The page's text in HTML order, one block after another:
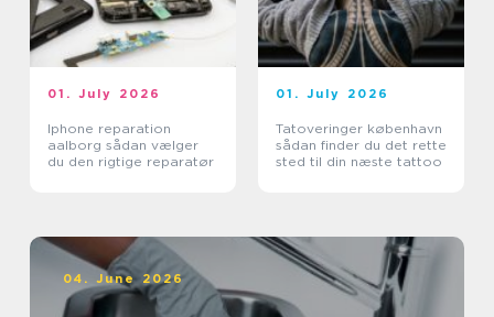
01. July 2026
Iphone reparation
aalborg sådan vælger
du den rigtige reparatør
01. July 2026
Tatoveringer københavn
sådan finder du det rette
sted til din næste tattoo
04. June 2026